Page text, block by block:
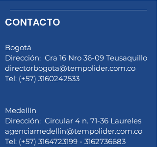
Tempolider S.A.S.
Liderazgo, Evolución y
Reconocimiento en el
CONTACTO
Bogotá
Dirección: Cra 16 Nro 36-09 Teusaquillo
directorbogota@tempolider.com.co
Tel: (+57) 3160242533
Medellín
Dirección: Circular 4 n. 71-36 Laureles
agenciamedellin@tempolider.com.co
Tel: (+57) 3164723199 - 3162736683